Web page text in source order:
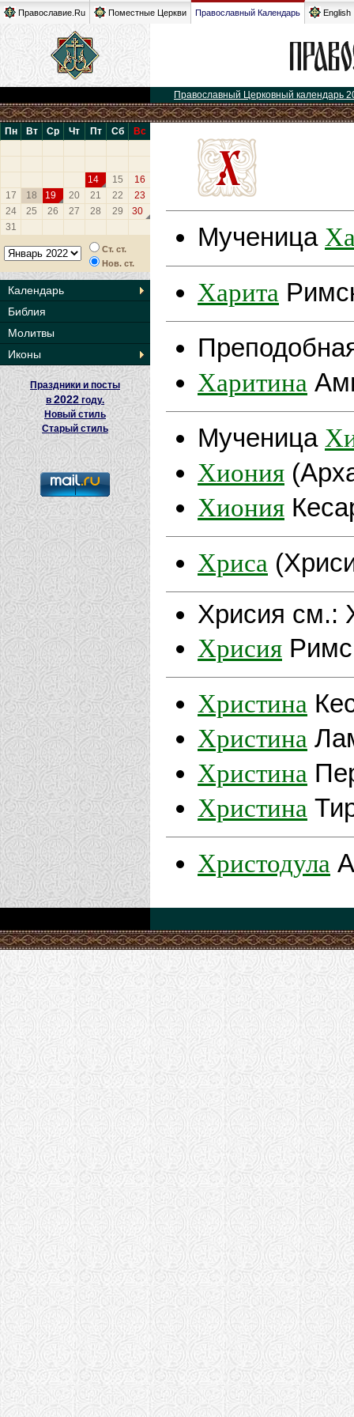
Православие.Ru Поместные Церкви Православный Календарь English
Православный Церковный календарь
Пн Вт Ср Чт Пт Сб Вс
14 15
16
17
18 19 20 21 22
23
24
25 26 27 28 29
30
31
Ст. ст.
Нов. ст.
Календарь
Библия
Молитвы
Иконы
Праздники и посты
в2022 году.
Новый стиль
Старый стиль
Мученица
Харита
Харитина
Мученица
Хиония
Хиония
Хриса
Хрисия cм.:
Хрисия
Христина
Христина
Христина
Христина
Христодула